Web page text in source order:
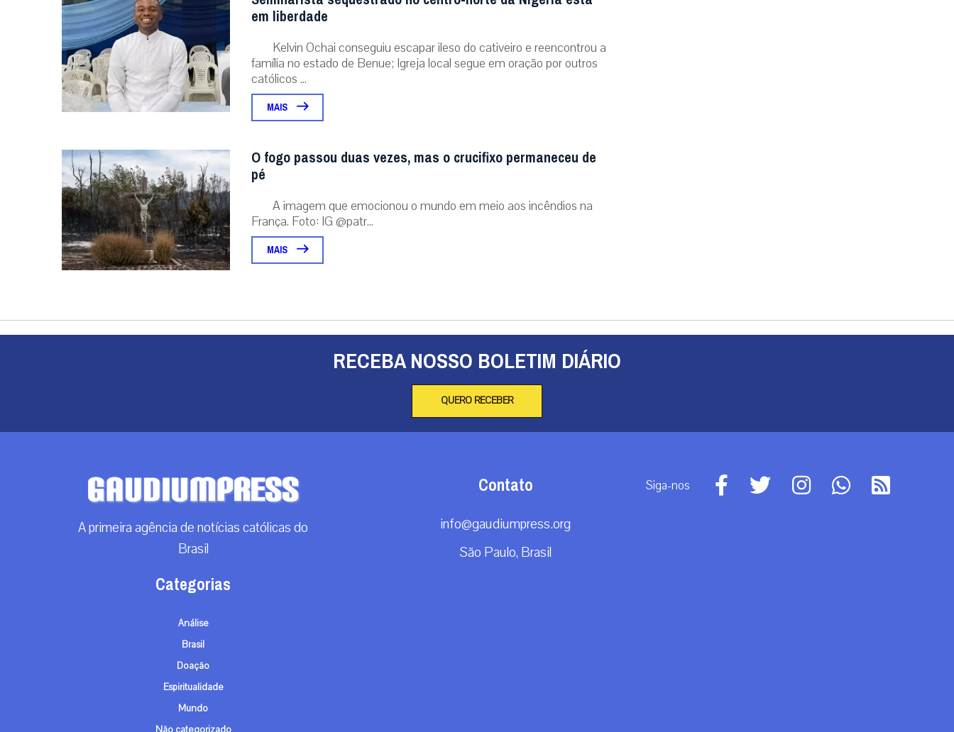
em liberdade
Kelvin Ochai conseguiu escapar ileso do cativeiro e reencontrou a
família no estado de Benue; Igreja local segue em oração por outros
católicos ...
MAIS
O fogo passou duas vezes, mas o crucifixo permaneceu de
pé
A imagem que emocionou o mundo em meio aos incêndios na
França. Foto: IG @patr...
MAIS
RECEBA NOSSO BOLETIM DIÁRIO
QUERO RECEBER
A primeira agência de notícias católicas do
Brasil
Categorias
Análise
Brasil
Doação
Espiritualidade
Mundo
Contato
info@gaudiumpress.org
São Paulo, Brasil
Siga-nos